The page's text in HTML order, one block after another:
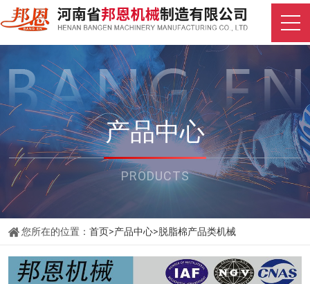
产品中心
PRODUCTS
您所在的位置： 首页>产品中心>脱脂棉产品类机械